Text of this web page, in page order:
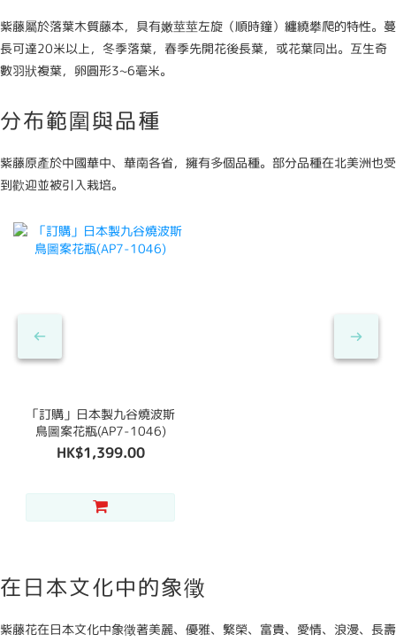
紫藤屬於落葉木質藤本，具有嫩莖莖左旋（順時鐘）纏繞攀爬的特性。蔓
長可達20米以上，冬季落葉，春季先開花後長葉，或花葉同出。互生奇
數羽狀複葉，卵圓形3~6毫米。
分布範圍與品種
紫藤原產於中國華中、華南各省，擁有多個品種。部分品種在北美洲也受
到歡迎並被引入栽培。
「訂購」日本製九谷燒波斯
鳥圖案花瓶(AP7-1046)
HK$1,399.00
在日本文化中的象徵
紫藤花在日本文化中象徵著美麗、優雅、繁榮、富貴、愛情、浪漫、長壽